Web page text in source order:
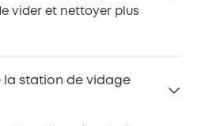
vider et nettoyer plus
station de vidage